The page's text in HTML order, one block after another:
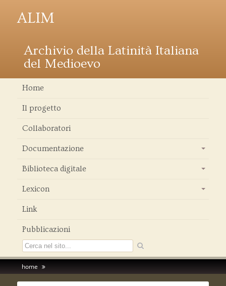
ALIM
Archivio della Latinità Italiana
del Medioevo
Home
Il progetto
Collaboratori
Documentazione
Biblioteca digitale
Lexicon
Link
Pubblicazioni
home